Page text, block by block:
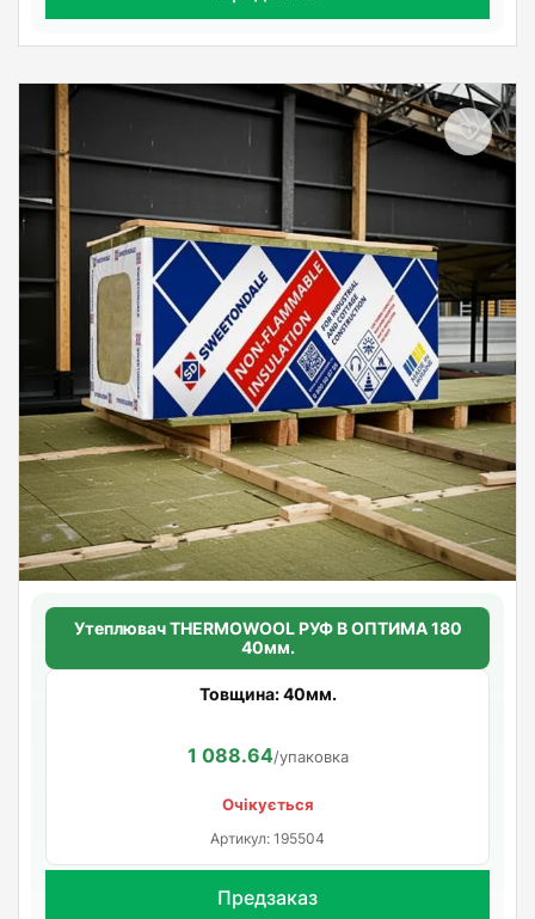
Утеплювач THERMOWOOL РУФ В ОПТИМА 180
40мм.
Товщина: 40мм.
1 088.64/упаковка
Очікується
Артикул: 195504
Предзаказ